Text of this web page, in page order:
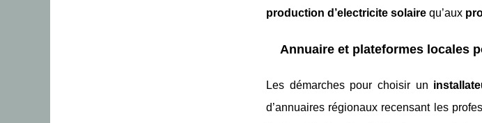
production d’electricite solaire qu’aux
Annuaire et plateformes locales
Les démarches pour choisir un
d’annuaires régionaux recensant les